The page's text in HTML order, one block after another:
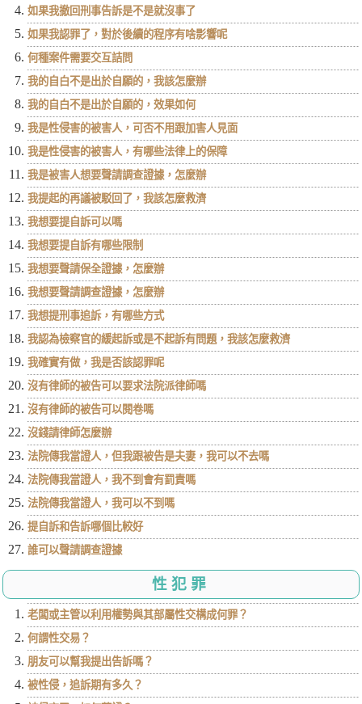
如果我撤回刑事告訴是不是就沒事了
如果我認罪了，對於後續的程序有啥影響呢
何種案件需要交互詰問
我的自白不是出於自願的，我該怎麼辦
我的自白不是出於自願的，效果如何
我是性侵害的被害人，可否不用跟加害人見面
我是性侵害的被害人，有哪些法律上的保障
我是被害人想要聲請調查證據，怎麼辦
我提起的再議被駁回了，我該怎麼救濟
我想要提自訴可以嗎
我想要提自訴有哪些限制
我想要聲請保全證據，怎麼辦
我想要聲請調查證據，怎麼辦
我想提刑事追訴，有哪些方式
我認為檢察官的緩起訴或是不起訴有問題，我該怎麼救濟
我確實有做，我是否該認罪呢
沒有律師的被告可以要求法院派律師嗎
沒有律師的被告可以閱卷嗎
沒錢請律師怎麼辦
法院傳我當證人，但我跟被告是夫妻，我可以不去嗎
法院傳我當證人，我不到會有罰責嗎
法院傳我當證人，我可以不到嗎
提自訴和告訴哪個比較好
誰可以聲請調查證據
性犯罪
老闆或主管以利用權勢與其部屬性交構成何罪？
何謂性交易？
朋友可以幫我提出告訴嗎？
被性侵，追訴期有多久？